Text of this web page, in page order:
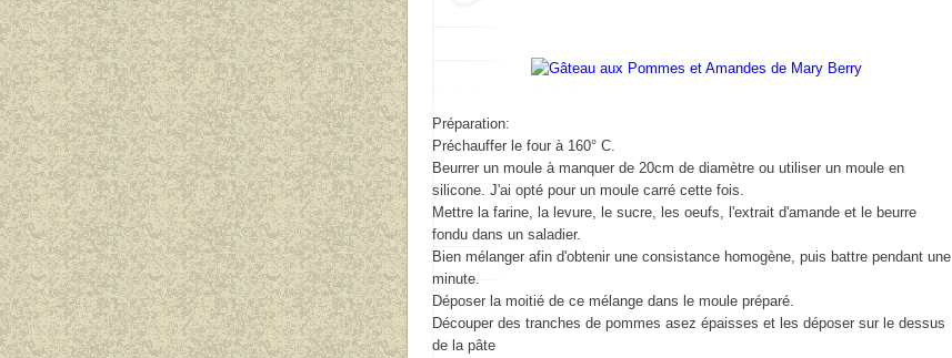
Préparation:
Préchauffer le four à 160° C.
Beurrer un moule à manquer de 20cm de diamètre ou utiliser un moule en
silicone. J'ai opté pour un moule carré cette fois.
Mettre la farine, la levure, le sucre, les oeufs, l 'extrait d'amande et le beurre
fondu dans un saladier.
Bien mélanger afin d'obtenir une consistance homogène, puis battre pendant une
minute.
Déposer la moitié de ce mélange dans le moule préparé.
Découper des tranches de pommes asez épaisses et les déposer sur le dessus
de la pâte